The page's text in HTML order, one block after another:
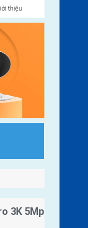
thiệu
3K 5Mp